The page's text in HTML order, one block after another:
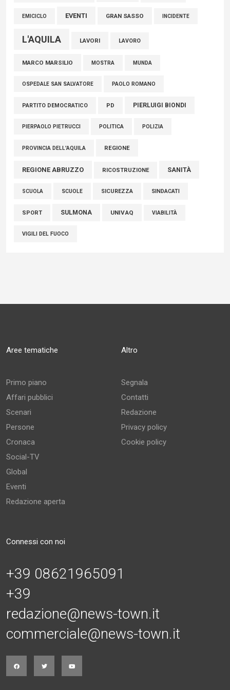
EMICICLO EVENTI GRAN SASSO INCIDENTE
L'AQUILA LAVORI LAVORO
MARCO MARSILIO MOSTRA MUNDA
OSPEDALE SAN SALVATORE PAOLO ROMANO
PARTITO DEMOCRATICO PD PIERLUIGI BIONDI
PIERPAOLO PIETRUCCI POLITICA POLIZIA
PROVINCIA DELL'AQUILA REGIONE
REGIONE ABRUZZO RICOSTRUZIONE SANITÀ
SCUOLA SCUOLE SICUREZZA SINDACATI
SPORT SULMONA UNIVAQ VIABILITÀ
VIGILI DEL FUOCO
Aree tematiche
Primo piano
Affari pubblici
Scenari
Persone
Cronaca
Social-TV
Global
Eventi
Redazione aperta
Altro
Segnala
Contatti
Redazione
Privacy policy
Cookie policy
Connessi con noi
+39 08621965091
+39
redazione@news-town.it
commerciale@news-town.it